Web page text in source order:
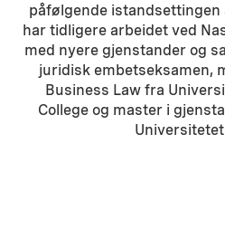
påfølgende istandsettingen
har tidligere arbeidet ved
med nyere gjenstander og
juridisk embetseksamen,
Business Law fra
College og master i
Universitetet